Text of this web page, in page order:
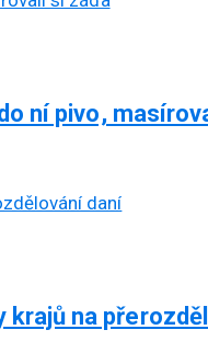
ní pivo,
krajů na